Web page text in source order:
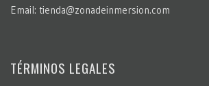
Email: tienda@zonadeinmersion.com
TÉRMINOS LEGALES